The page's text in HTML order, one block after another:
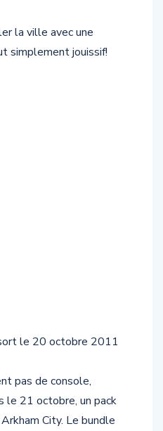
la ville avec une
simplement jouissif!
le 20 octobre 2011
pas de console,
le 21 octobre, un pack
City. Le bundle